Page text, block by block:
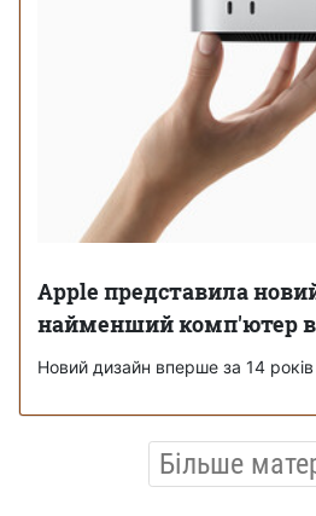
Apple представила
найменший комп'ютер в
Новий дизайн вперше за 14 років
Більше